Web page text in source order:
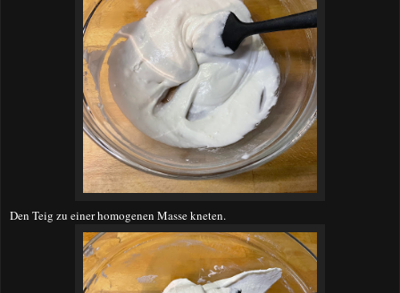
Den Teig zu einer homogenen Masse kneten.